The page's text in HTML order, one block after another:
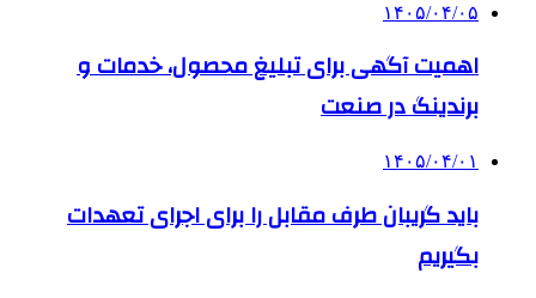
۱۴۰۵/۰۴/۰۵
اهمیت آگهی برای تبلیغ محصول، خدمات و
برندینگ در صنعت
۱۴۰۵/۰۴/۰۱
باید گریبان طرف مقابل را برای اجرای تعهدات
بگیریم